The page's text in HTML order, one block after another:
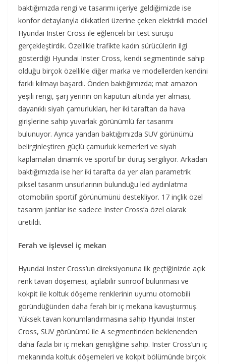
baktığımızda rengi ve tasarımı içeriye geldiğimizde ise
konfor detaylarıyla dikkatleri üzerine çeken elektrikli model
Hyundai Inster Cross ile eğlenceli bir test sürüşü
gerçekleştirdik. Özellikle trafikte kadın sürücülerin ilgi
gösterdiği Hyundai Inster Cross, kendi segmentinde sahip
olduğu birçok özellikle diğer marka ve modellerden kendini
farklı kılmayı başardı. Önden baktığımızda; mat amazon
yeşili rengi, şarj yerinin ön kaputun altında yer alması,
dayanıklı siyah çamurlukları, her iki taraftan da hava
girişlerine sahip yuvarlak görünümlü far tasarımı
bulunuyor. Ayrıca yandan baktığımızda SUV görünümü
belirginleştiren güçlü çamurluk kemerleri ve siyah
kaplamaları dinamik ve sportif bir duruş sergiliyor. Arkadan
baktığımızda ise her iki tarafta da yer alan parametrik
piksel tasarım unsurlarının bulunduğu led aydınlatma
otomobilin sportif görünümünü destekliyor. 17 inçlik özel
tasarım jantlar ise sadece Inster Cross’a özel olarak
üretildi.
Ferah ve işlevsel iç mekan
Hyundai Inster Cross’un direksiyonuna ilk geçtiğinizde açık
renk tavan döşemesi, açılabilir sunroof bulunması ve
kokpit ile koltuk döşeme renklerinin uyumu otomobili
göründüğünden daha ferah bir iç mekana kavuşturmuş.
Yüksek tavan konumlandırmasına sahip Hyundai Inster
Cross, SUV görünümü ile A segmentinden beklenenden
daha fazla bir iç mekan genişliğine sahip. Inster Cross’un iç
mekanında koltuk döşemeleri ve kokpit bölümünde birçok